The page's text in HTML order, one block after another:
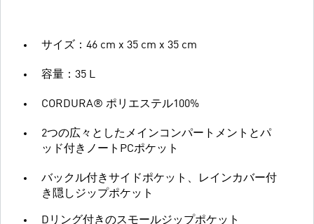
サイズ：46 cm x 35 cm x 35 cm
容量：35 L
CORDURA® ポリエステル100%
2つの広々としたメインコンパートメントとパ
ッド付きノートPCポケット
バックル付きサイドポケット、レインカバー付
き隠しジップポケット
Dリング付きのスモールジップポケット